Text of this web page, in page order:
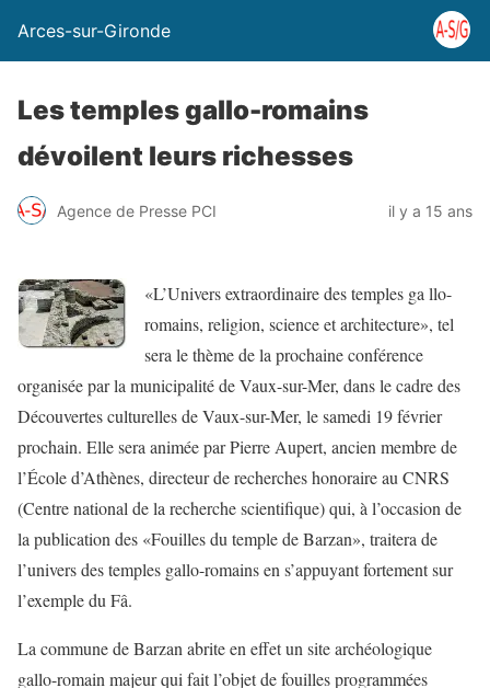
Arces-sur-Gironde
Les temples gallo-romains
dévoilent leurs richesses
Agence de Presse PCI il y a 15 ans
«L’Univers extraordinaire des temples ga llo-
romains, religion, science et architecture», tel
sera le thème de la prochaine conférence
organisée par la municipalité de Vaux-sur-Mer, dans le cadre des
Découvertes culturelles de Vaux-sur-Mer, le samedi 19 février
prochain. Elle sera animée par Pierre Aupert, ancien membre de
l’École d’Athènes, directeur de recherches honoraire au CNRS
(Centre national de la recherche scientifique) qui, à l’occasion de
la publication des «Fouilles du temple de Barzan», traitera de
l’univers des temples gallo-romains en s’appuyant fortement sur
l’exemple du Fâ.
La commune de Barzan abrite en effet un site archéologique
gallo-romain majeur qui fait l’objet de fouilles programmées